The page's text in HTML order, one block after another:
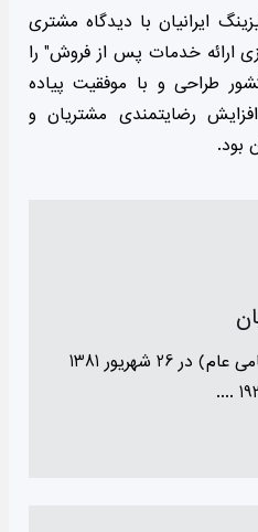
ایرانیان با دیدگاه مشتری
ارائه خدمات پس از فروش" را
طراحی و با موفقیت پیاده
رضایتمندی مشتریان و
شرکت لیزینگ ایرانیان (سهامی عام) در 26 شهریور 1381